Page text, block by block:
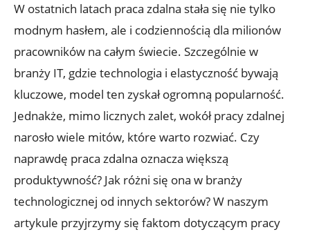
W ostatnich latach praca ⁣zdalna stała się‍ nie tylko
⁤modnym hasłem, ‌ale ⁤i codziennością dla milionów
pracowników ⁤na⁢ całym świecie.⁤ Szczególnie w
branży ​IT, gdzie technologia i elastyczność bywają
kluczowe, model⁢ ten zyskał ogromną popularność.‍
Jednakże, mimo licznych‌ zalet, wokół⁢ pracy zdalnej
⁢narosło wiele mitów, które warto rozwiać. Czy
naprawdę ‌praca zdalna oznacza większą
produktywność?⁣ Jak różni się ona w branży
technologicznej ‍od innych ⁣sektorów? W naszym
artykule‍ przyjrzymy się faktom ⁣dotyczącym pracy